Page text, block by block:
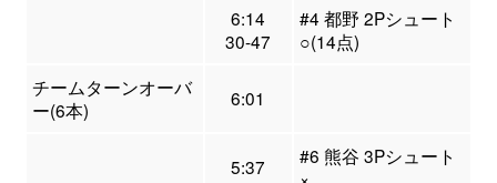
6:14
30-47
#4 都野 2Pシュート
○(14点)
チームターンオーバ
ー(6本)
6:01
5:37
#6 熊谷 3Pシュート